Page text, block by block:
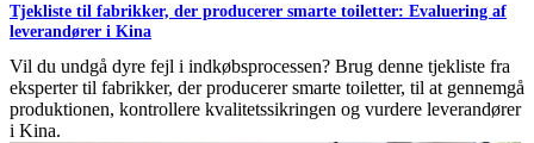
Tjekliste til fabrikker, der producerer smarte toiletter: Evaluering af
leverandører i Kina
Vil du undgå dyre fejl i indkøbsprocessen? Brug denne tjekliste fra
eksperter til fabrikker, der producerer smarte toiletter, til at gennemgå
produktionen, kontrollere kvalitetssikringen og vurdere leverandører
i Kina.